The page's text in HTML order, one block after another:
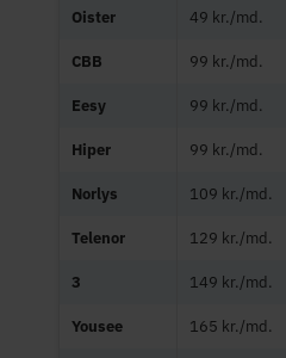
Oister 49 kr./md.
CBB 99 kr./md.
Eesy 99 kr./md.
Hiper 99 kr./md.
Norlys 109 kr./md.
Telenor 129 kr./md.
3 149 kr./md.
Yousee 165 kr./md.